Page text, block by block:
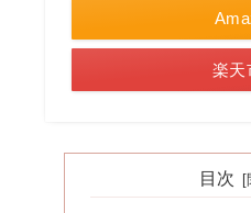
楽天
目次